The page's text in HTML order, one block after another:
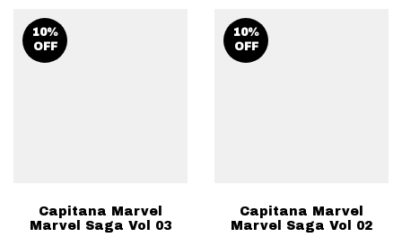
10%
OFF
Capitana Marvel
Marvel Saga Vol 03
10%
OFF
Capitana Marvel
Marvel Saga Vol 02